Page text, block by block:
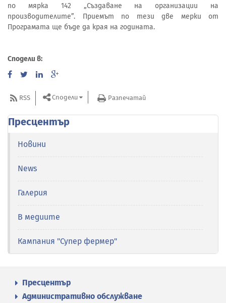
по мярка 142 „Създаване на организации на
производителите”. Приемът по тези две мерки от
Програмата ще бъде да края на годината.
Сподели в:
RSS Сподели Разпечатай
Пресцентър
Новини
News
Галерия
В медиите
Кампания "Супер фермер"
Пресцентър
Административно обслужване